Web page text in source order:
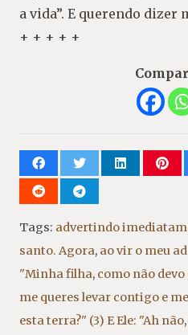
a vida”. E querendo dizer
+ + + + +
Tags: advertindo
santo. Agora, ao vir o meu
"Minha filha, como não
me queres levar contigo e
esta terra?" (3) E Ele: "Ah não,